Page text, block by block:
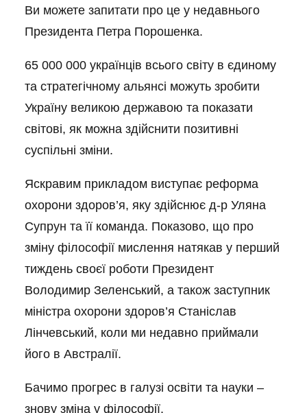
Ви можете запитати про це у недавнього
Президента Петра Порошенка.
65 000 000 українців всього світу в єдиному
та стратегічному альянсі можуть зробити
Україну великою державою та показати
світові, як можна здійснити позитивні
суспільні зміни.
Яскравим прикладом виступає реформа
охорони здоров’я, яку здійснює д-р Уляна
Супрун та її команда. Показово, що про
зміну філософії мислення натякав у перший
тиждень своєї роботи Президент
Володимир Зеленський, а також заступник
міністра охорони здоров’я Станіслав
Лінчевський, коли ми недавно приймали
його в Австралії.
Бачимо прогрес в галузі освіти та науки –
знову зміна у філософії.